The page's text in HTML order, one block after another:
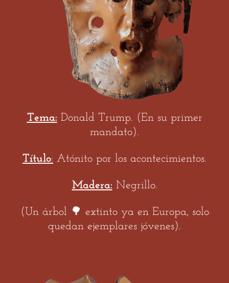
Tema: Donald Trump. (En su primer
mandato).
Título: Atónito por los acontecimientos.
Madera: Negrillo.
(Un árbol 🌳 extinto ya en Europa, solo
quedan ejemplares jóvenes).